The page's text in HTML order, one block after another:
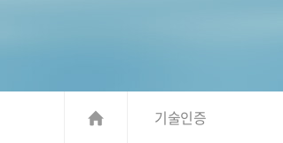
기술인증